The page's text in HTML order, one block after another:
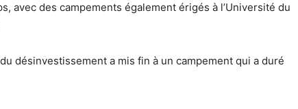
avec des campements également érigés à l’Université du
désinvestissement a mis fin à un campement qui a duré